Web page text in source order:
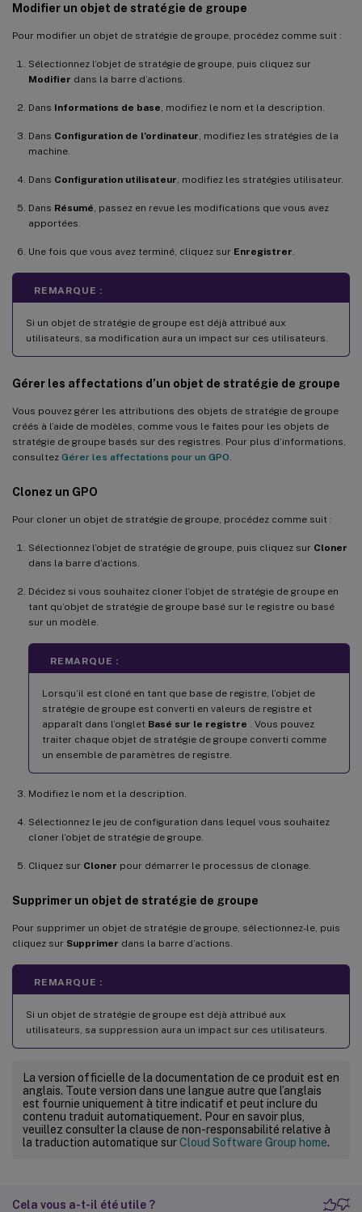
Modifier un objet de stratégie de groupe
Pour modifier un objet de stratégie de groupe, procédez comme suit :
Sélectionnez l’objet de stratégie de groupe, puis cliquez sur
Modifier dans la barre d’actions.
Dans Informations de base , modifiez le nom et la description.
Dans Configuration de l’ordinateur , modifiez les stratégies de la
machine.
Dans Configuration utilisateur , modifiez les stratégies utilisateur.
Dans Résumé , passez en revue les modifications que vous avez
apportées.
Une fois que vous avez terminé, cliquez sur Enregistrer
REMARQUE :
Si un objet de stratégie de groupe est déjà attribué aux
utilisateurs, sa modification aura un impact sur ces utilisateurs.
Gérer les affectations d’un objet de stratégie de groupe
Vous pouvez gérer les attributions des objets de stratégie de groupe
créés à l’aide de modèles, comme vous le faites pour les objets de
stratégie de groupe basés sur des registres. Pour plus d’informations,
consultez Gérer les affectations pour un GPO
Clonez un GPO
Pour cloner un objet de stratégie de groupe, procédez comme suit :
Sélectionnez l’objet de stratégie de groupe, puis cliquez sur Cloner
dans la barre d’actions.
Décidez si vous souhaitez cloner l’objet de stratégie de groupe en
tant qu’objet de stratégie de groupe basé sur le registre ou basé
sur un modèle.
REMARQUE :
Lorsqu’il est cloné en tant que base de registre, l’objet de
stratégie de groupe est converti en valeurs de registre et
apparaît dans l’onglet Basé sur le registre . Vous pouvez
traiter chaque objet de stratégie de groupe converti comme
un ensemble de paramètres de registre.
Modifiez le nom et la description.
Sélectionnez le jeu de configuration dans lequel vous souhaitez
cloner l’objet de stratégie de groupe.
Cliquez sur Cloner pour démarrer le processus de clonage.
Supprimer un objet de stratégie de groupe
Pour supprimer un objet de stratégie de groupe, sélectionnez-le, puis
cliquez sur Supprimer dans la barre d’actions.
REMARQUE :
Si un objet de stratégie de groupe est déjà attribué aux
utilisateurs, sa suppression aura un impact sur ces utilisateurs.
La version officielle de la documentation de ce produit est en
anglais. Toute version dans une langue autre que l’anglais
est fournie uniquement à titre indicatif et peut inclure du
contenu traduit automatiquement. Pour en savoir plus,
veuillez consulter la clause de non-responsabilité relative à
la traduction automatique surCloud Software Group home.
Cela vous a-t-il été utile ?